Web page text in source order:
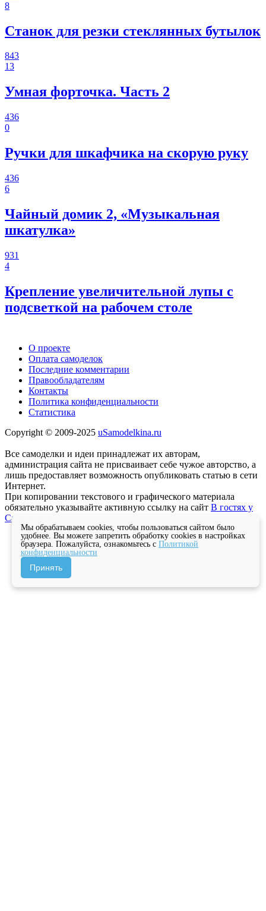
8
Станок для резки стеклянных бутылок
843
13
Умная форточка. Часть 2
436
0
Ручки для шкафчика на скорую руку
436
6
Чайный домик 2, «Музыкальная
шкатулка»
931
4
Крепление увеличительной лупы с
подсветкой на рабочем столе
О проекте
Оплата самоделок
Последние комментарии
Правообладателям
Контакты
Политика конфиденциальности
Статистика
Copyright © 2009-2025 uSamodelkina.ru
Все самоделки и идеи принадлежат их авторам,
администрация сайта не присваивает себе чужое авторство, а
лишь предоставляет возможность опубликовать статью в сети
Интернет.
При копировании текстового и графического материала
обязательно указывайте активную ссылку на сайт В гостях у
Самоделкина
Мы обрабатываем cookies, чтобы пользоваться сайтом было
удобнее. Вы можете запретить обработку cookies в настройках
браузера. Пожалуйста, ознакомьтесь с Политикой
конфиденциальности
Принять